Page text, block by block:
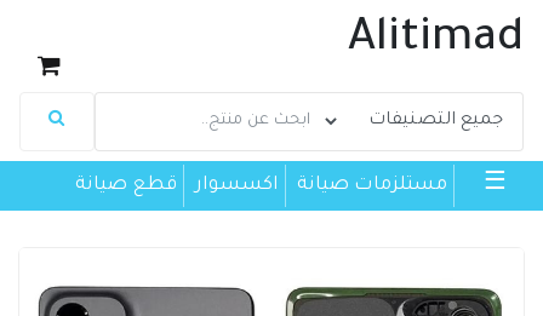
Alitimad
☰ مستلزمات صيانة اكسسوار قطع صيانة